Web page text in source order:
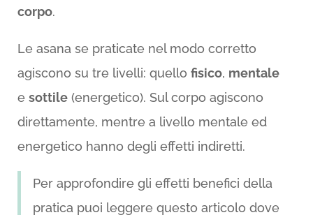
corpo.
Le asana se praticate nel modo corretto
agiscono su tre livelli: quello fisico, mentale
e sottile(energetico). Sul corpo agiscono
direttamente, mentre a livello mentale ed
energetico hanno degli effetti indiretti.
Per approfondire gli effetti benefici della
pratica puoi leggere questo articolo dove